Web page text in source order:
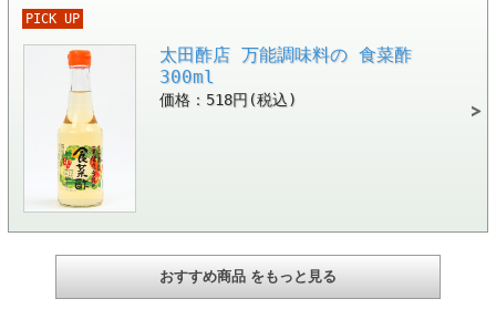
PICK UP
太田酢店 万能調味料の 食菜酢
300ml
価格：518円(税込)
おすすめ商品 をもっと見る